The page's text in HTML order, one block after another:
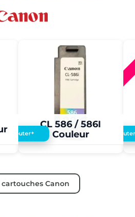
CL 586 / 586I
Couleur
5,00 €
Ajouter+
cartouches Canon